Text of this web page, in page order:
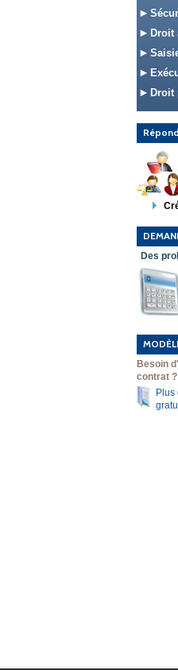
Droit
Droit
Des
Besoin
contrat ?
Plus